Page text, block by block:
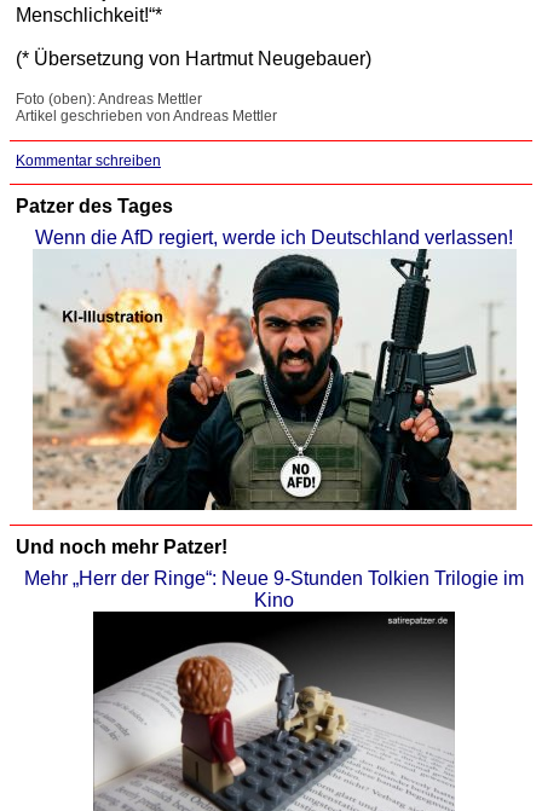
Menschlichkeit!“*
(* Übersetzung von Hartmut Neugebauer)
Foto (oben): Andreas Mettler
Artikel geschrieben von Andreas Mettler
Kommentar schreiben
Patzer des Tages
Wenn die AfD regiert, werde ich Deutschland verlassen!
Und noch mehr Patzer!
Mehr „Herr der Ringe“: Neue 9-Stunden Tolkien Trilogie im
Kino